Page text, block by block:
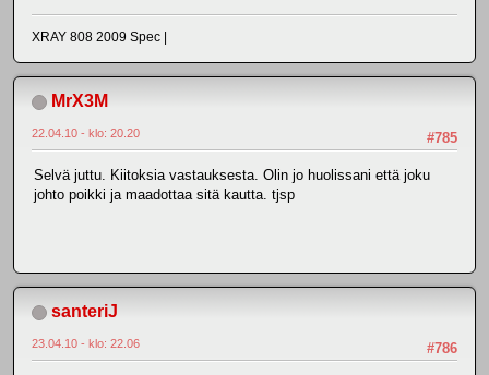
XRAY 808 2009 Spec |
MrX3M
#785
22.04.10 - klo: 20.20
Selvä juttu. Kiitoksia vastauksesta. Olin jo huolissani että joku
johto poikki ja maadottaa sitä kautta. tjsp
santeriJ
#786
23.04.10 - klo: 22.06